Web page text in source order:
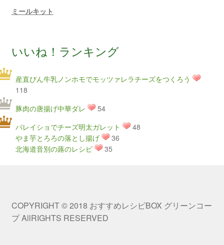
ミールキット
いいね！ランキング
産直びん牛乳ノンホモでモッツァレラチーズをつくろう
118
豚肉の唐揚げ中華ダレ
54
バレイショでチーズ明太ガレット
48
やま芋とろろの落とし揚げ
36
北海道音別の蕗のレシピ
35
COPYRIGHT © 2018 おすすめレシピBOX グリーンコー
プ AllRIGHTS RESERVED